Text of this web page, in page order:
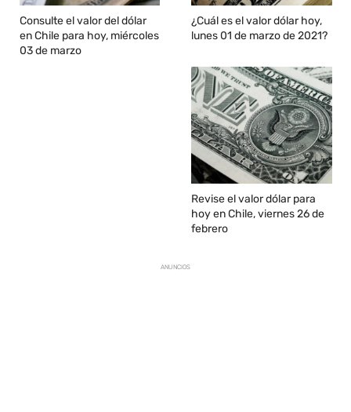
Consulte el valor del dólar
en Chile para hoy, miércoles
03 de marzo
¿Cuál es el valor dólar hoy,
lunes 01 de marzo de 2021?
Revise el valor dólar para
hoy en Chile, viernes 26 de
febrero
ANUNCIOS